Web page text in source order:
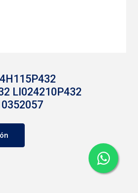
LI024210P432